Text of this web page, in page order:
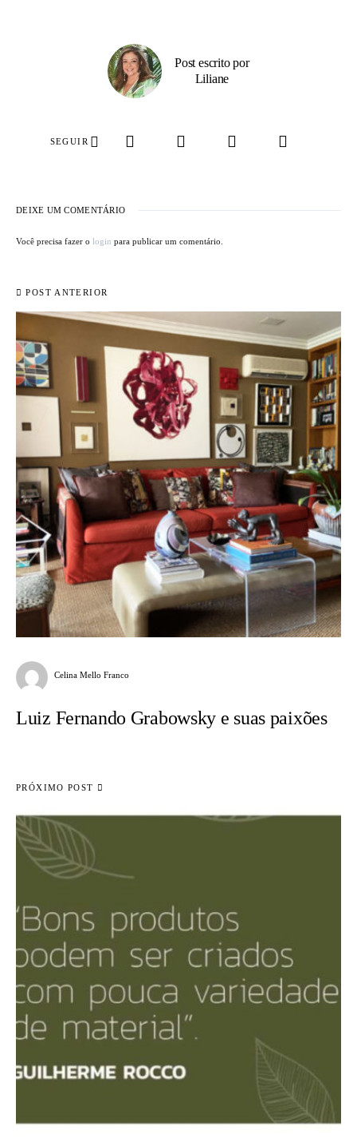
Post escrito por
Liliane
SEGUIR
DEIXE UM COMENTÁRIO
Você precisa fazer o login para publicar um comentário.
POST ANTERIOR
Celina Mello Franco
Luiz Fernando Grabowsky e suas paixões
PRÓXIMO POST